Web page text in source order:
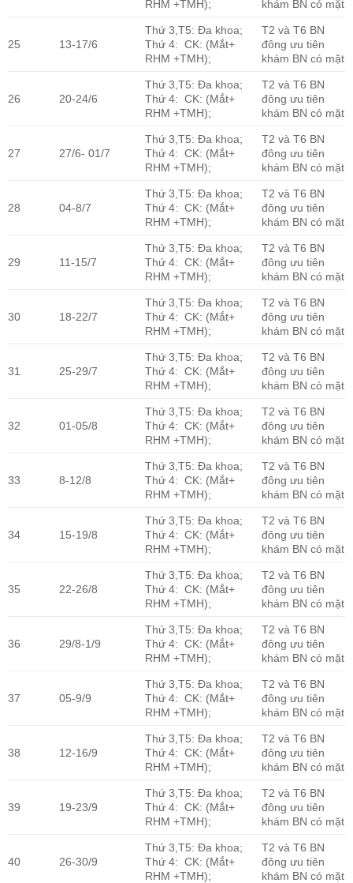
RHM +TMH); khám BN có mặt
25 13-17/6
Thứ 3,T5: Đa khoa;
Thứ 4: CK: (Mắt+
RHM +TMH);
T2 và T6 BN
đông ưu tiên
khám BN có mặt
26 20-24/6
Thứ 3,T5: Đa khoa;
Thứ 4: CK: (Mắt+
RHM +TMH);
T2 và T6 BN
đông ưu tiên
khám BN có mặt
27 27/6- 01/7
Thứ 3,T5: Đa khoa;
Thứ 4: CK: (Mắt+
RHM +TMH);
T2 và T6 BN
đông ưu tiên
khám BN có mặt
28 04-8/7
Thứ 3,T5: Đa khoa;
Thứ 4: CK: (Mắt+
RHM +TMH);
T2 và T6 BN
đông ưu tiên
khám BN có mặt
29 11-15/7
Thứ 3,T5: Đa khoa;
Thứ 4: CK: (Mắt+
RHM +TMH);
T2 và T6 BN
đông ưu tiên
khám BN có mặt
30 18-22/7
Thứ 3,T5: Đa khoa;
Thứ 4: CK: (Mắt+
RHM +TMH);
T2 và T6 BN
đông ưu tiên
khám BN có mặt
31 25-29/7
Thứ 3,T5: Đa khoa;
Thứ 4: CK: (Mắt+
RHM +TMH);
T2 và T6 BN
đông ưu tiên
khám BN có mặt
32 01-05/8
Thứ 3,T5: Đa khoa;
Thứ 4: CK: (Mắt+
RHM +TMH);
T2 và T6 BN
đông ưu tiên
khám BN có mặt
33 8-12/8
Thứ 3,T5: Đa khoa;
Thứ 4: CK: (Mắt+
RHM +TMH);
T2 và T6 BN
đông ưu tiên
khám BN có mặt
34 15-19/8
Thứ 3,T5: Đa khoa;
Thứ 4: CK: (Mắt+
RHM +TMH);
T2 và T6 BN
đông ưu tiên
khám BN có mặt
35 22-26/8
Thứ 3,T5: Đa khoa;
Thứ 4: CK: (Mắt+
RHM +TMH);
T2 và T6 BN
đông ưu tiên
khám BN có mặt
36 29/8-1/9
Thứ 3,T5: Đa khoa;
Thứ 4: CK: (Mắt+
RHM +TMH);
T2 và T6 BN
đông ưu tiên
khám BN có mặt
37 05-9/9
Thứ 3,T5: Đa khoa;
Thứ 4: CK: (Mắt+
RHM +TMH);
T2 và T6 BN
đông ưu tiên
khám BN có mặt
38 12-16/9
Thứ 3,T5: Đa khoa;
Thứ 4: CK: (Mắt+
RHM +TMH);
T2 và T6 BN
đông ưu tiên
khám BN có mặt
39 19-23/9
Thứ 3,T5: Đa khoa;
Thứ 4: CK: (Mắt+
RHM +TMH);
T2 và T6 BN
đông ưu tiên
khám BN có mặt
40 26-30/9
Thứ 3,T5: Đa khoa;
Thứ 4: CK: (Mắt+
RHM +TMH);
T2 và T6 BN
đông ưu tiên
khám BN có mặt